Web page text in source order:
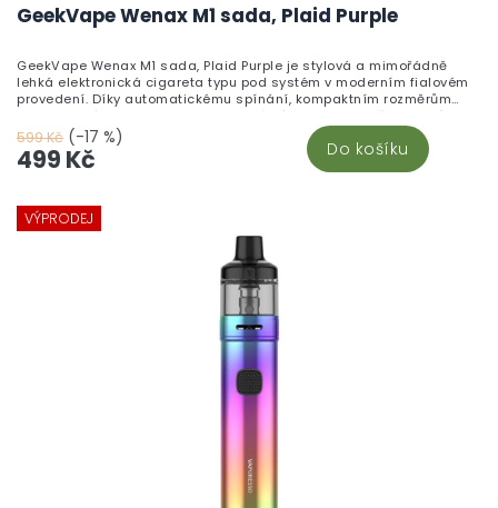
GeekVape Wenax M1 sada, Plaid Purple
599 Kč (-17 %)
499 Kč Do košíku
GeekVape Wenax M1 sada, Plaid Purple je stylová a mimořádně
lehká elektronická cigareta typu pod systém v moderním fialovém
provedení. Díky automatickému spínání, kompaktním rozměrům
a spolehlivé baterii je Wenax M1 ideální volbou pro každodenní
pohodlné vapování bez složitého nastavování.
VÝPRODEJ